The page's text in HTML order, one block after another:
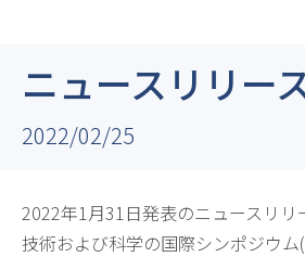
ニュースリリー
2022/02/25
2022年1月31日発表のニュースリリ
技術および科学の国際シンポジウム